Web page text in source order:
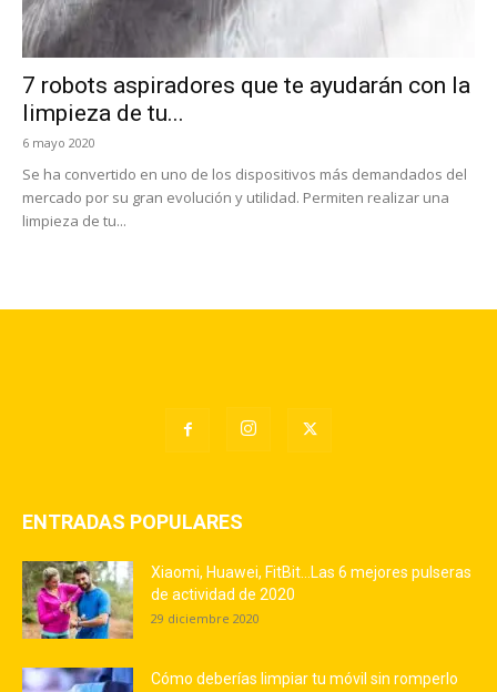
7 robots aspiradores que te ayudarán con la
limpieza de tu...
6 mayo 2020
Se ha convertido en uno de los dispositivos más demandados del
mercado por su gran evolución y utilidad. Permiten realizar una
limpieza de tu...
ENTRADAS POPULARES
Xiaomi, Huawei, FitBit…Las 6 mejores pulseras
de actividad de 2020
29 diciembre 2020
Cómo deberías limpiar tu móvil sin romperlo